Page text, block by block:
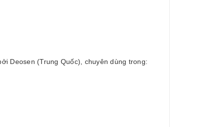
Deosen (Trung Quốc), chuyên dùng trong: